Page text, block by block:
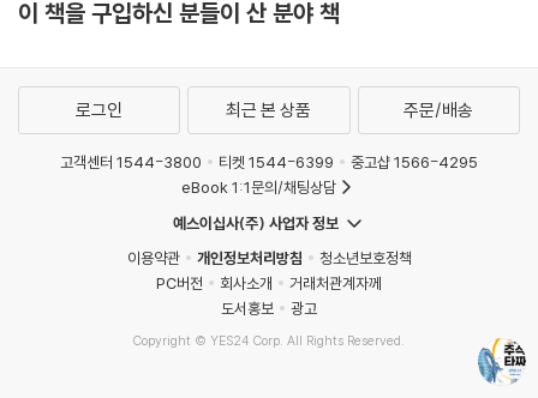
이 책을 구입하신 분들이 산 분야 책
로그인 최근 본 상품 주문/배송
고객센터 1544-3800 티켓 1544-6399
중고샵 1566-4295
eBook 1:1문의/채팅상담
예스이십사(주) 사업자 정보
이용약관
개인정보처리방침
청소년보호정책
PC버전
회사소개
거래처관계자께
도서홍보
광고
Copyright © YES24 Corp. All Rights Reserved.